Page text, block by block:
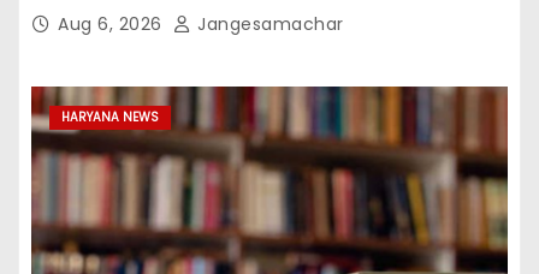
Aug 6, 2026 Jangesamachar
HARYANA NEWS